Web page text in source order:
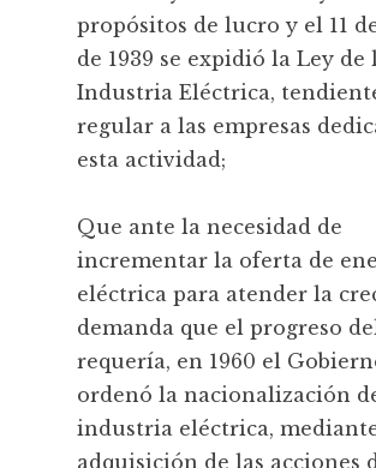
propósitos de lucro y el 11
de 1939 se expidió la Ley de
Industria Eléctrica,
regular a las empresas
esta actividad;
Que ante la necesidad de
incrementar la oferta de
eléctrica para atender la
demanda que el progreso
requería, en 1960 el
ordenó la nacionalización
industria eléctrica,
adquisición de las acciones